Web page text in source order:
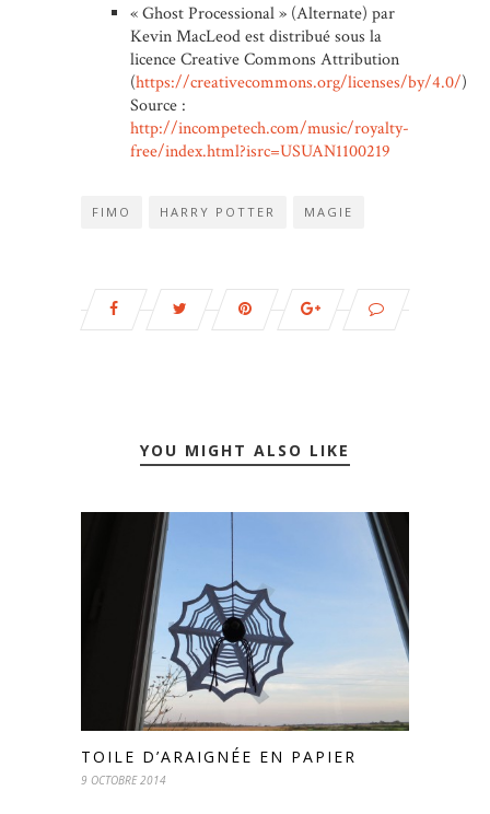
« Ghost Processional » (Alternate) par
Kevin MacLeod est distribué sous la
licence Creative Commons Attribution
(https://creativecommons.org/licenses/by/4.0/)
Source :
http://incompetech.com/music/royalty-
free/index.html?isrc=USUAN1100219
FIMO HARRY POTTER MAGIE
YOU MIGHT ALSO LIKE
TOILE D’ARAIGNÉE EN PAPIER
9 OCTOBRE 2014